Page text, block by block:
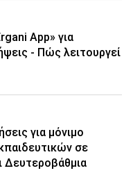
App» για
- Πώς λειτουργεί
για μόνιμο
σε
Δευτεροβάθμια